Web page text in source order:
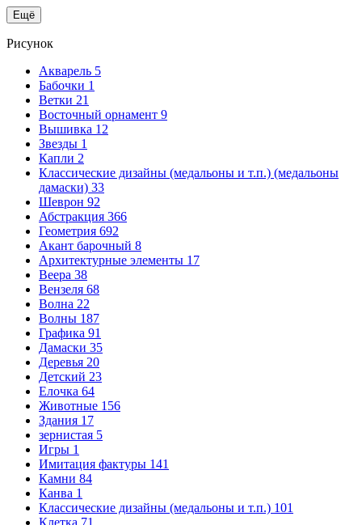
Ещё
Рисунок
Акварель 5
Бабочки 1
Ветки 21
Восточный орнамент 9
Вышивка 12
Звезды 1
Капли 2
Классические дизайны (медальоны и т.п.) (медальоны
дамаски) 33
Шеврон 92
Абстракция 366
Геометрия 692
Акант барочный 8
Архитектурные элементы 17
Веера 38
Вензеля 68
Волна 22
Волны 187
Графика 91
Дамаски 35
Деревья 20
Детский 23
Елочка 64
Животные 156
Здания 17
зернистая 5
Игры 1
Имитация фактуры 141
Камни 84
Канва 1
Классические дизайны (медальоны и т.п.) 101
Клетка 71